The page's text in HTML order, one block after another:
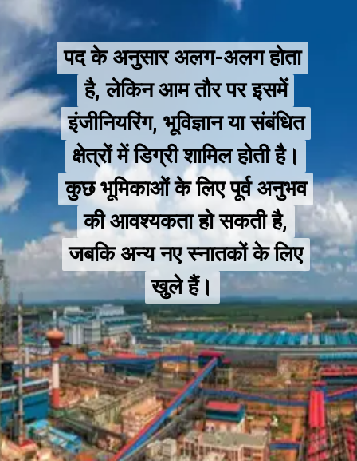
पद के अनुसार अलग-अलग होता
है, लेकिन आम तौर पर इसमें
इंजीनियरिंग, भूविज्ञान या संबंधित
क्षेत्रों में डिग्री शामिल होती है।
कुछ भूमिकाओं के लिए पूर्व अनुभव
की आवश्यकता हो सकती है,
जबकि अन्य नए स्नातकों के लिए
खुले हैं।
पद के अनुसार अलग-अलग होता
है, लेकिन आम तौर पर इसमें
इंजीनियरिंग, भूविज्ञान या संबंधित
क्षेत्रोंमें डिग्री शामिल होती है।
कुछ भूमिकाओं के लिए पूर्व अनुभव
की आवश्यकता हो सकती है,
जबकि अन्य नए स्नातकों के लिए
खुले हैं।